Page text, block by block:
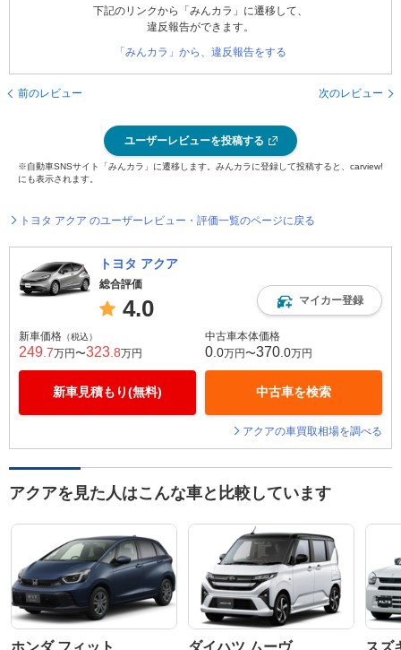
下記のリンクから「みんカラ」に遷移して、
違反報告ができます。
「みんカラ」から、違反報告をする
前のレビュー 次のレビュー
ユーザーレビューを投稿する
※自動車SNSサイト「みんカラ」に遷移します。みんカラに登録して投稿すると、carview!
にも表示されます。
トヨタ アクア のユーザーレビュー・評価一覧のページに戻る
トヨタ アクア
総合評価
4.0 マイカー登録
新車価格 （税込）
249 .7万円〜323 .8万円
新車見積もり(無料)
中古車本体価格
0 .0万円〜370 .0万円
中古車を検索
アクアの車買取相場を調べる
アクアを見た人はこんな車と比較しています